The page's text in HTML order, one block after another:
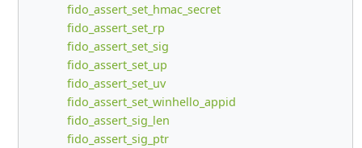
fido_assert_set_hmac_secret
fido_assert_set_rp
fido_assert_set_sig
fido_assert_set_up
fido_assert_set_uv
fido_assert_set_winhello_appid
fido_assert_sig_len
fido_assert_sig_ptr